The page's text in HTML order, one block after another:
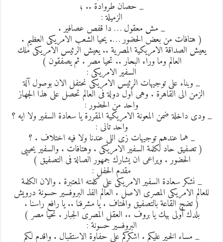
_ حصان طروادة .. ؛
الزميلة :
_ مش معقول … دا قفص عصافير .
( هتافات من بعض الحضور …. يحيا الشعب الامريكى العظيم .
يعيش الصداقة الامريكية المصرية .. يعيش الرئيس الامريكى ملك
العالم وما وراء البحار .. تحيا مصر . ثم يصفقون )
السفير الامريكى :
_ وبناء على توجيهات الرئيس الامريكى نحتفل الان بوصول آلة
الزمن الى القاهرة . وهى أول دولة فى العالم تحصل على هذا الجهاز
واحد من الحضور :
ودى داخلة ضمن المعونة الامريكية المقررة يا سعادة السفير ولا ايه ؟
واحد تانى :
_ هما عندهم توجيهات زى اللى عندنا ولا فيه اختلاف . ؟
( تصفيق حاد لكلمة السفير الامريكى . وهتافات . والسفير يحييى
الحضور . ويراعى ان يشارك جمهور الصالة فى التصفيق )
مقدم الحفل :
_ نشكر سعادة السفير الامريكى على كلمته المعتبرة . والان الكلمة
للعالم الامريكى المصرى الاصل . العالم الفذ البروفسير حسونة درويش
( تضج القاعة بالتصفيق والهتاف . يا مشرفنا .. يا رافع راسنا .
بلدك أولى بيك يا بروف .. العقل المصرى الجبار . تحيا مصر )
البروفسير حسونة :
_ مساء الخير عليكم . اشكركم على حفاوة الاستقبال . واقدم لكم